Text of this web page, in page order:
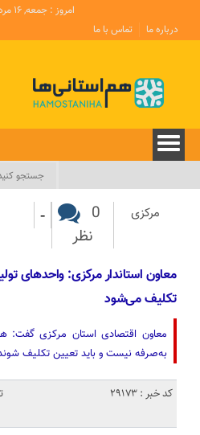
امروز : جمعه, ۱۶ مرداد , ۱۴۰۵
درباره ما
تماس با ما
مرکزی
0
نظر
-
معاون استاندار مرکزی: واحدهای
تکلیف می‌شود
معاون اقتصادی استان مرکزی گفت:
به‌صرفه نیست و باید تعیین تکلیف
کد خبر : 29173